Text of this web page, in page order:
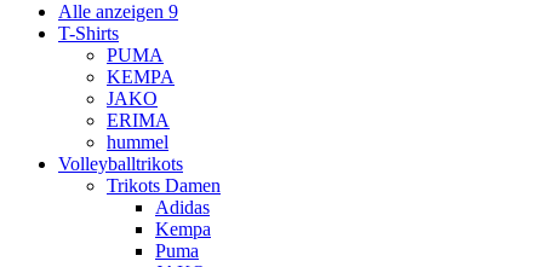
Alle anzeigen 9
T-Shirts
PUMA
KEMPA
JAKO
ERIMA
hummel
Volleyballtrikots
Trikots Damen
Adidas
Kempa
Puma